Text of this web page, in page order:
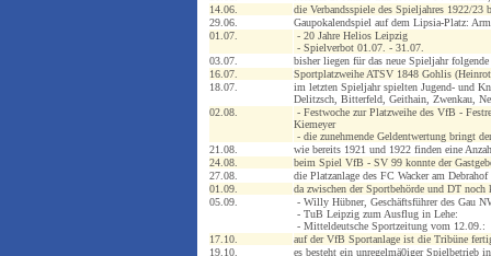
14.06.
die Verbandsspiele des Spieljahres 1922/23
29.06.
Gaupokalendspiel auf dem Lipsia-Platz:
01.07.
- 20 Jahre Helios Leipzig
- Spielverbot 01.07. - 31.07.
03.07.
bisher liegen für das neue Spieljahr
16.07.
Sportplatzweihe ATSV 1848 Gohlis
18.07.
im letzten Spieljahr spielten Jugend- und
Delitzsch, Bitterfeld, Geithain, Zwenkau,
02.08.
- Festwoche zur Platzweihe des VfB -
Kiemeyer
- die zunehmende Geldentwertung bringt
21.08.
wie bereits 1921 und 1922 finden eine
24.08.
beim Spiel VfB - SV 99 konnte der
27.08.
die Platzanlage des FC Wacker am
01.09.
da zwischen der Sportbehörde und DT
05.09.
- Willy Hübner, Geschäftsführer des Gau
- TuB Leipzig zum Ausflug in Lehe:
- Mitteldeutsche Sportzeitung vom 12.09.:
17.10.
auf der VfB Sportanlage ist die Tribüne
19.10.
es besteht ein unregelmä0iger Spielbetrieb